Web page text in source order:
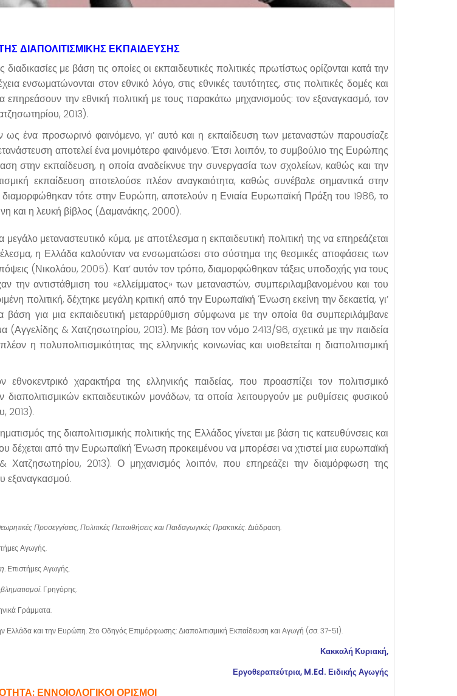
ΔΙΑΠΟΛΙΤΙΣΜΙΚΗΣ ΕΚΠΑΙΔΕΥΣΗΣ
με βάση τις οποίες οι εκπαιδευτικές πολιτικές πρωτίστως ορίζονται κατά την
στον εθνικό λόγο, στις εθνικές ταυτότητες, στις πολιτικές δομές και
επηρεάσουν την εθνική πολιτική με τους παρακάτω μηχανισμούς: τον εξαναγκασμό, τον
2013).
ένα προσωρινό φαινόμενο, γι’ αυτό και η εκπαίδευση των μεταναστών παρουσίαζε
αποτελεί ένα μονιμότερο φαινόμενο. Έτσι λοιπόν, το συμβούλιο της Ευρώπης
στην εκπαίδευση, η οποία αναδείκνυε την συνεργασία των σχολείων, καθώς και την
εκπαίδευση αποτελούσε πλέον αναγκαιότητα, καθώς συνέβαλε σημαντικά στην
τότε στην Ευρώπη, αποτελούν η Ενιαία Ευρωπαϊκή Πράξη του 1986, το
και η λευκή βίβλος (Δαμανάκης, 2000).
μεταναστευτικό κύμα, με αποτέλεσμα η εκπαιδευτική πολιτική της να επηρεάζεται
η Ελλάδα καλούνταν να ενσωματώσει στο σύστημα της θεσμικές αποφάσεις των
(Νικολάου, 2005). Κατ’ αυτόν τον τρόπο, διαμορφώθηκαν τάξεις υποδοχής για τους
την αντιστάθμιση του «ελλείμματος» των μεταναστών, συμπεριλαμβανομένου και του
πολιτική, δέχτηκε μεγάλη κριτική από την Ευρωπαϊκή Ένωση εκείνη την δεκαετία, γι’
βάση για μια εκπαιδευτική μεταρρύθμιση σύμφωνα με την οποία θα συμπεριλάμβανε
(Αγγελίδης & Χατζησωτηρίου, 2013). Με βάση τον νόμο 2413/96, σχετικά με την παιδεία
η πολυπολιτισμικότητας της ελληνικής κοινωνίας και υιοθετείται η διαπολιτισμική
χαρακτήρα της ελληνικής παιδείας, που προασπίζει τον πολιτισμικό
εκπαιδευτικών μονάδων, τα οποία λειτουργούν με ρυθμίσεις φυσικού
2013).
της διαπολιτισμικής πολιτικής της Ελλάδος γίνεται με βάση τις κατευθύνσεις και
από την Ευρωπαϊκή Ένωση προκειμένου να μπορέσει να χτιστεί μια ευρωπαϊκή
Χατζησωτηρίου, 2013). Ο μηχανισμός λοιπόν, που επηρεάζει την διαμόρφωση της
εξαναγκασμού.
Προσεγγίσεις, Πολιτικές Πεποιθήσεις και Παιδαγωγικές Πρακτικές. Διάδραση.
Αγωγής.
Επιστήμες Αγωγής.
. Γρηγόρης.
Γράμματα.
Ελλάδα και την Ευρώπη. Στο Οδηγός Επιμόρφωσης: Διαπολιτισμική Εκπαίδευση και Αγωγή (σσ. 37-51).
Κακκαλή Κυριακή,
Εργοθεραπεύτρια, M.Ed. Ειδικής Αγωγής
ΕΝΝΟΙΟΛΟΓΙΚΟΙ ΟΡΙΣΜΟΙ